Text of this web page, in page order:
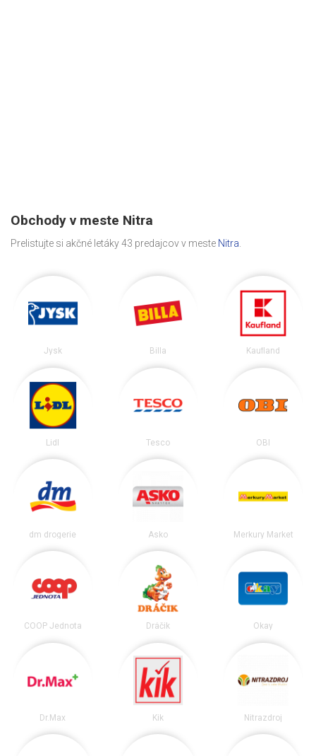
Obchody v meste Nitra
Prelistujte si akčné letáky 43 predajcov v meste Nitra.
Jysk Billa Kaufland
Lidl Tesco OBI
dm drogerie Asko Merkury Market
COOP Jednota Dráčik Okay
Dr.Max Kik Nitrazdroj